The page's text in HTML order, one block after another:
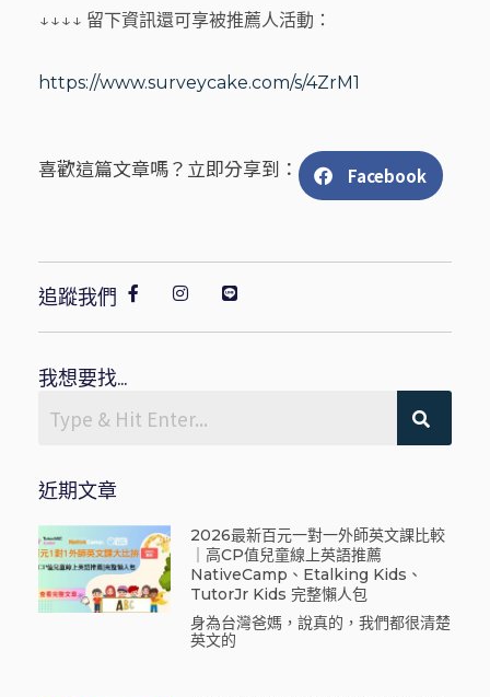
↓↓↓↓ 留下資訊還可享被推薦人活動：
https://www.surveycake.com/s/4ZrM1
喜歡這篇文章嗎？立即分享到： Facebook
追蹤我們
我想要找...
近期文章
2026最新百元一對一外師英文課比較
｜高CP值兒童線上英語推薦
NativeCamp、Etalking Kids、
TutorJr Kids 完整懶人包
身為台灣爸媽，說真的，我們都很清楚
英文的